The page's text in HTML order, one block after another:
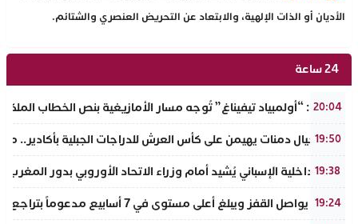
الأديان أو الذات الإلهية، والابتعاد عن التحريض العنصري والشتائم.
24 ساعة
20:04
تفراوت: “أولمبياد تيفيناغ” تُوجه مسار الأمازيغية بنص الخطاب الملكي
19:50
نادي أجيال دمنات يهيمن على كأس العرش للدراجات الجبلية بأكادير..
19:38
وزير الداخلية الإسباني يُشيد أمام وزراء الاتحاد الأوروبي بدور
19:24
الذهب يواصل القفز ويبلغ أعلى مستوى في 7 أسابيع مدعوماً بتراجع الدولار وانخفاض عوائد السندات